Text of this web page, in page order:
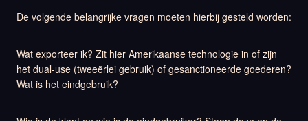
De volgende belangrijke vragen moeten hierbij gesteld worden:
Wat exporteer ik? Zit hier Amerikaanse technologie in of zijn
het dual-use (tweeërlei gebruik) of gesanctioneerde goederen?
Wat is het eindgebruik?